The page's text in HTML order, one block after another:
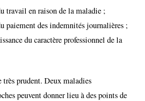
travail en raison de la maladie ;
paiement des indemnités journalières ;
du caractère professionnel de la
prudent. Deux maladies
peuvent donner lieu à des points de